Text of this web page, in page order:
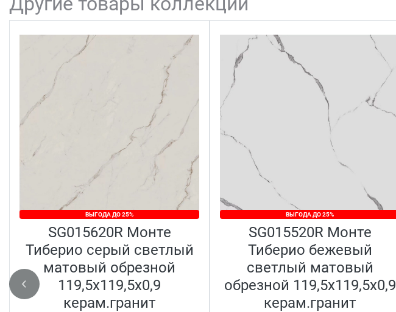
ВЫГОДА ДО 25%
SG015620R Монте
Тиберио серый светлый
матовый обрезной
119,5x119,5x0,9
керам.гранит
ВЫГОДА ДО 25%
SG015520R Монте
Тиберио бежевый
светлый матовый
обрезной 119,5x119,5x0,9
керам.гранит